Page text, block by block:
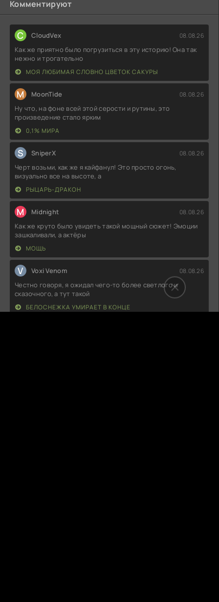
Комментируют
C CloudVex 08.08.26
Как же приятно было погрузиться в эту историю! Она так
нежно и трогательно
МОЯ ЛЮБИМАЯ СЛОВНО ЦВЕТОК САКУРЫ
M MoonTide 08.08.26
Ну что, на фоне всей этой серости и рутины, это
произведение стало ярким
0,1% МИРА
S SniperX 08.08.26
Черт возьми, как же я кайфанул! Это просто огонь,
визуально все на высоте, а
РЫЦАРЬ-ДРАКОН
M Midnight 08.08.26
Как же круто было увидеть такой мощный сюжет! Эмоции
зашкаливали, а актёры
МОЩЬ
V Voxi Venom 08.08.26
Честно говоря, я ожидал чего-то более светлого и
сказочного, а тут такой
БЕЛОСНЕЖКА УМИРАЕТ В КОНЦЕ